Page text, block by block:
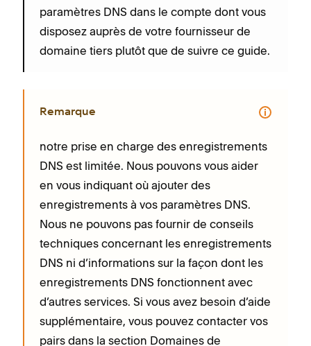
paramètres DNS dans le compte dont vous
disposez auprès de votre fournisseur de
domaine tiers plutôt que de suivre ce guide.
Remarque
notre prise en charge des enregistrements
DNS est limitée. Nous pouvons vous aider
en vous indiquant où ajouter des
enregistrements à vos paramètres DNS.
Nous ne pouvons pas fournir de conseils
techniques concernant les enregistrements
DNS ni d’informations sur la façon dont les
enregistrements DNS fonctionnent avec
d’autres services. Si vous avez besoin d’aide
supplémentaire, vous pouvez contacter vos
pairs dans la section Domaines de